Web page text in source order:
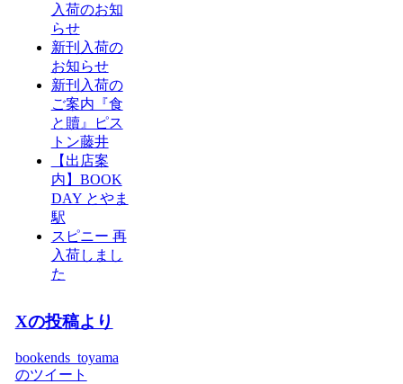
入荷のお知
らせ
新刊入荷の
お知らせ
新刊入荷の
ご案内『食
と贖』ピス
トン藤井
【出店案
内】BOOK
DAY とやま
駅
スピニー 再
入荷しまし
た
Xの投稿より
bookends_toyama
のツイート